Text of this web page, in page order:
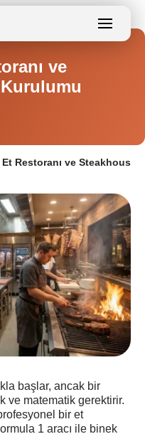
ve
Restoranı ve Steakhouse
başlar, ancak bir
ve matematik gerektirir.
bir et
1 aracı ile binek